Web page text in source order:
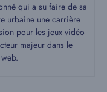
qui a su faire de sa
urbaine une carrière
pour les jeux vidéo
majeur dans le